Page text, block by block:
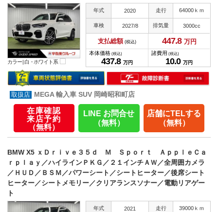
カラー |白・ホワイト系
年式 2020 走行 64000ｋｍ
車検 2027/8 排気量 3000cc
支払総額 (税込) 447.8 万円
本体価格 (税込)
437.8 万円
諸費用 (税込)
10.0 万円
MEGA 輸入車 SUV 岡崎昭和町店
在庫確認
来店予約
（無料）
LINE お問合せ
（無料）
店舗にTELする
（無料）
BMW X5 ｘＤｒｉｖｅ３５ｄ Ｍ Ｓｐｏｒｔ ＡｐｐｌｅＣａ
ｒｐｌａｙ／ハイラインＰＫＧ／２１インチＡＷ／全周囲カメラ
／ＨＵＤ／ＢＳＭ／パワーシート／シートヒーター／後席シート
ヒーター／シートメモリー／クリアランスソナー／電動リアゲー
ト
年式 2021 走行 39000ｋｍ